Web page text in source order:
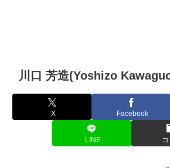
川口 芳造(Yoshizo
X Facebook
LINE